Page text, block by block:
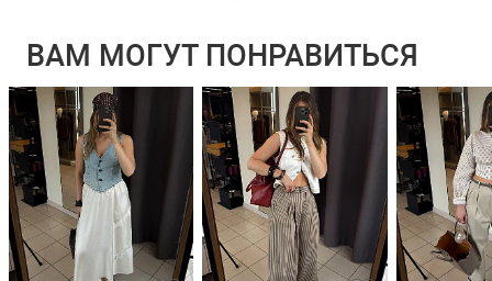
ВАМ МОГУТ ПОНРАВИТЬСЯ